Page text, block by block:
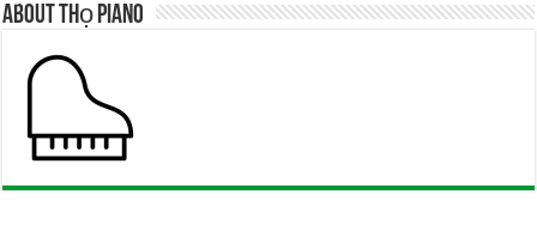
About Thọ Piano